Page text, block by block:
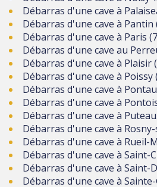
Débarras d'une cave à
Débarras d'une cave à Pantin
Débarras d'une cave à Paris
Débarras d'une cave au
Débarras d'une cave à Plaisir
Débarras d'une cave à Poissy
Débarras d'une cave à
Débarras d'une cave à
Débarras d'une cave à
Débarras d'une cave à
Débarras d'une cave à Rueil-
Débarras d'une cave à Saint-
Débarras d'une cave à Saint-
Débarras d'une cave à